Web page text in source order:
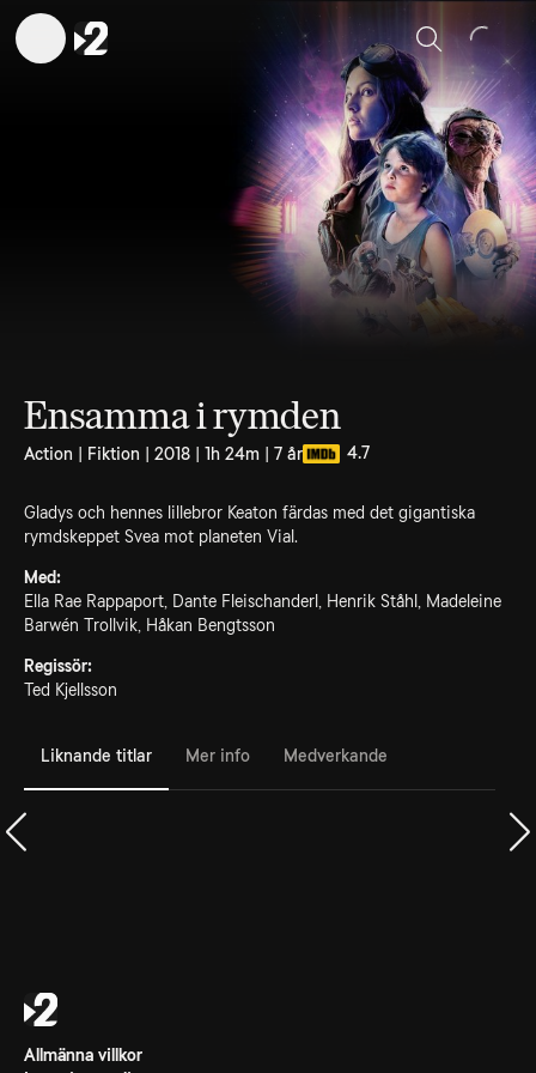
Sök
Ensamma i rymden
Action | Fiktion | 2018 | 1h 24m | 7 år 4.7
Gladys och hennes lillebror Keaton färdas med det gigantiska
rymdskeppet Svea mot planeten Vial.
Med:
Ella Rae Rappaport, Dante Fleischanderl, Henrik Ståhl, Madeleine
Barwén Trollvik, Håkan Bengtsson
Regissör:
Ted Kjellsson
Liknande titlar Mer info Medverkande
Allmänna villkor